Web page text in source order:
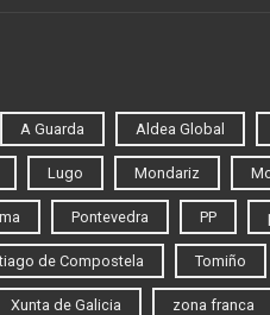
A Guarda Aldea Global
Lugo Mondariz
Pontevedra PP
de Compostela Tomiño
Xunta de Galicia zona franca